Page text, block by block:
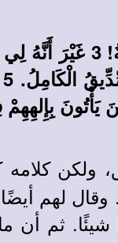
1 فَأَجَابَ أَيُّوبُ وَقَالَ:
كلامه
وقال لهم
ثم أن ما